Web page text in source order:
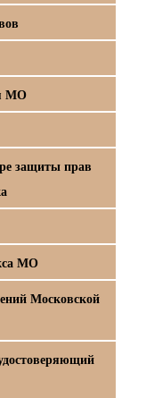
МО
защиты прав
МО
Московской